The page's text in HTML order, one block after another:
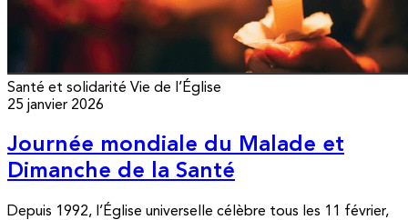
Santé et solidarité Vie de l’Église
25 janvier 2026
Journée mondiale du Malade et
Dimanche de la Santé
Depuis 1992, l’Église universelle célèbre tous les 11 février,